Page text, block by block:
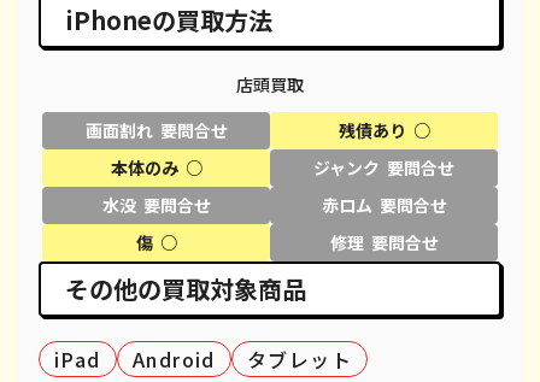
iPhone 11 Pro Max
iPhone XS
iPhone XS Max
iPhone X
iPhone 8 Plus
iPhone 8
都度見積(非公開)
都度見積(非公開)
都度見積(非公開)
都度見積(非公開)
都度見積(非公開)
都度見積(非公開)
¥39,600
¥20,600
¥26,100
¥14,100
iPhoneの買取方法
店頭買取
画面割れ 要問合せ
残債あり ○
本体のみ ○
ジャンク 要問合せ
水没 要問合せ
赤ロム 要問合せ
傷 ○
修理 要問合せ
その他の買取対象商品
iPad Android タブレット